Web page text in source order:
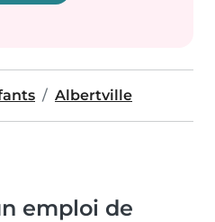
Albertville
emploi de